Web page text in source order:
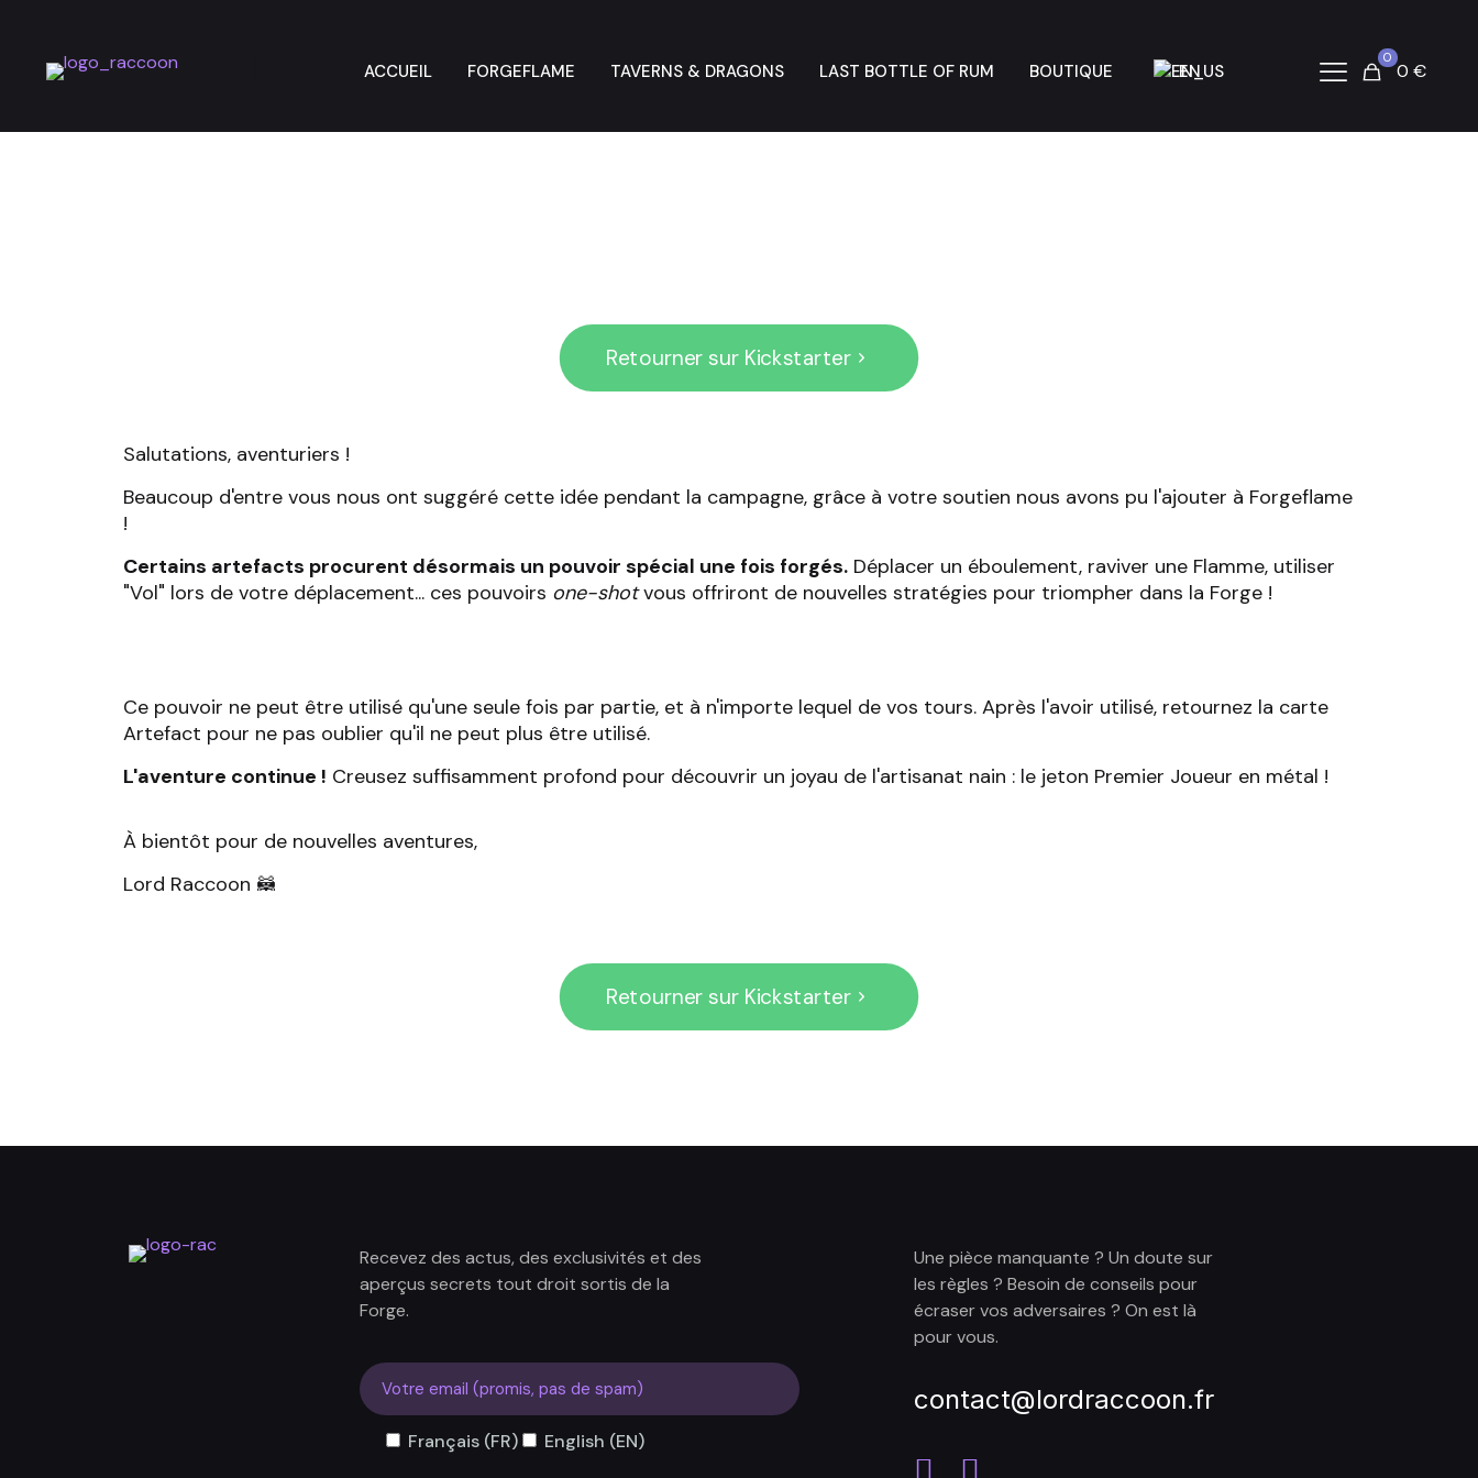
ACCUEIL FORGEFLAME TAVERNS & DRAGONS LAST BOTTLE OF RUM BOUTIQUE EN
0
0 €
Retourner sur Kickstarter
Salutations, aventuriers !
Beaucoup d'entre vous nous ont suggéré cette idée pendant la campagne, grâce à votre soutien nous avons pu l'ajouter à Forgeflame
!
Certains artefacts procurent désormais un pouvoir spécial une fois forgés. Déplacer un éboulement, raviver une Flamme, utiliser
"Vol" lors de votre déplacement... ces pouvoirs one-shotvous offriront de nouvelles stratégies pour triompher dans la Forge !
Ce pouvoir ne peut être utilisé qu'une seule fois par partie, et à n'importe lequel de vos tours. Après l'avoir utilisé, retournez la carte
Artefact pour ne pas oublier qu'il ne peut plus être utilisé.
L'aventure continue ! Creusez suffisamment profond pour découvrir un joyau de l'artisanat nain : le jeton Premier Joueur en métal !
À bientôt pour de nouvelles aventures,
Lord Raccoon 🦝
Retourner sur Kickstarter
Recevez des actus, des exclusivités et des
aperçus secrets tout droit sortis de la
Forge.
Français (FR) English (EN)
Une pièce manquante ? Un doute sur
les règles ? Besoin de conseils pour
écraser vos adversaires ? On est là
pour vous.
contact@lordraccoon.fr